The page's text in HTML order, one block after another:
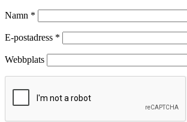
Namn *
E-postadress *
Webbplats